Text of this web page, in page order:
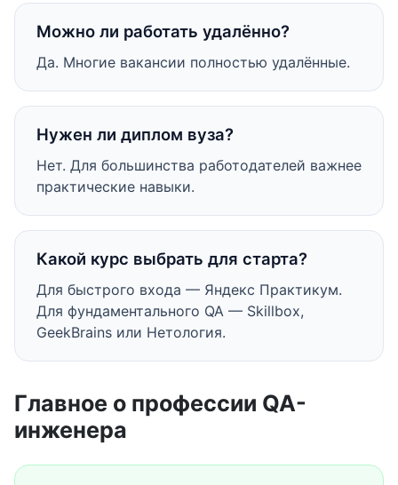
Можно ли работать удалённо?
Да. Многие вакансии полностью удалённые.
Нужен ли диплом вуза?
Нет. Для большинства работодателей важнее
практические навыки.
Какой курс выбрать для старта?
Для быстрого входа — Яндекс Практикум.
Для фундаментального QA — Skillbox,
GeekBrains или Нетология.
Главное о профессии QA-
инженера